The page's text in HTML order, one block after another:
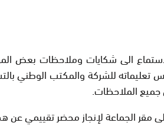
الى شكايات وملاحظات بعض
تعليماته للشركة والمكتب الوطني
جميع الملاحظات.
مقر الجماعة لإنجاز محضر تقييمي عن